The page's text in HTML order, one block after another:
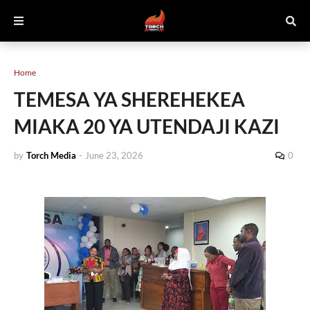
Home
TEMESA YA SHEREHEKEA
MIAKA 20 YA UTENDAJI KAZI
by Torch Media - June 23, 2026 0